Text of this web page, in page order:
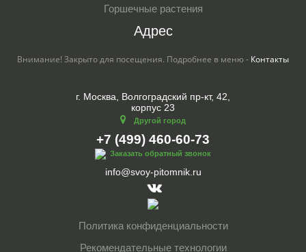
Горшечные растения
Адрес
Внимание! Закрыто для посещения. Подробнее в меню - Контакты
г. Москва, Волгоградский пр-кт, 42,
корпус 23
Другой город
+7 (499) 460-60-73
Заказать обратный звонок
info@svoy-pitomnik.ru
Политика конфиденциальности
Рекомендательные технологии